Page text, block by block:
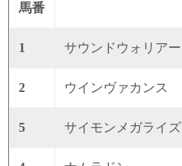
馬番
1 サウンドウォリアー
2 ウインヴァカンス
5 サイモンメガライズ